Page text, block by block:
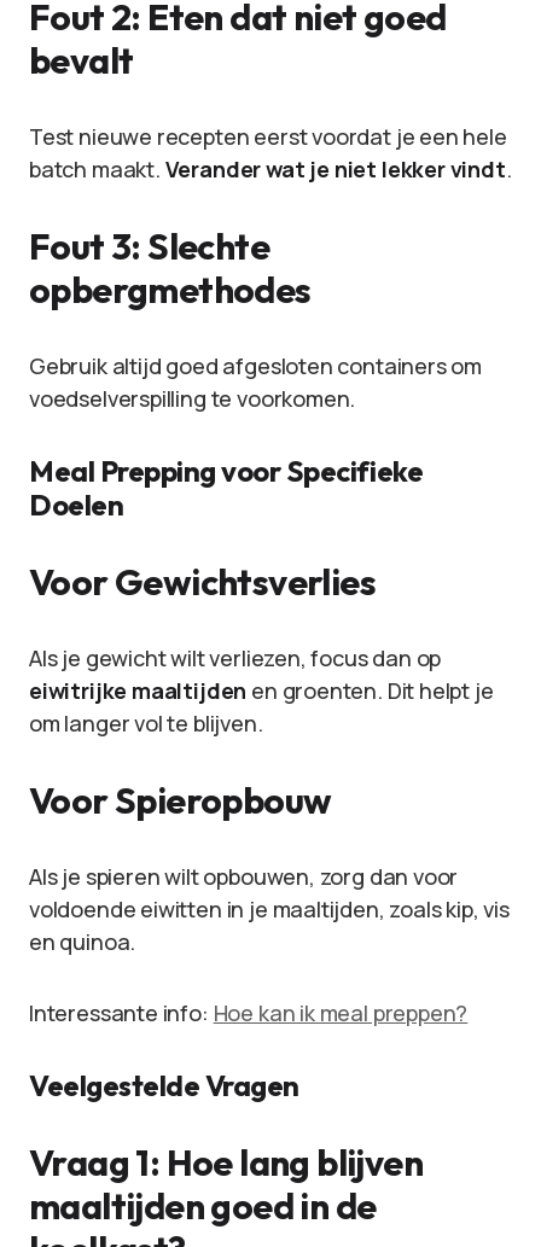
Fout 2: Eten dat niet goed
bevalt
Test nieuwe recepten eerst voordat je een hele
batch maakt. Verander wat je niet lekker vindt.
Fout 3: Slechte
opbergmethodes
Gebruik altijd goed afgesloten containers om
voedselverspilling te voorkomen.
Meal Prepping voor Specifieke
Doelen
Voor Gewichtsverlies
Als je gewicht wilt verliezen, focus dan op
eiwitrijke maaltijden en groenten. Dit helpt je
om langer vol te blijven.
Voor Spieropbouw
Als je spieren wilt opbouwen, zorg dan voor
voldoende eiwitten in je maaltijden, zoals kip, vis
en quinoa.
Interessante info: Hoe kan ik meal preppen?
Veelgestelde Vragen
Vraag 1: Hoe lang blijven
maaltijden goed in de